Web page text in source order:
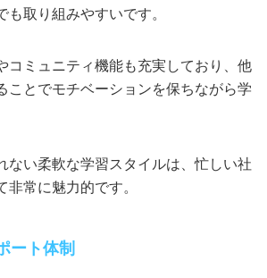
取り組みやすいです。
コミュニティ機能も充実しており、他
ことでモチベーションを保ちながら学
ない柔軟な学習スタイルは、忙しい社
常に魅力的です。
ート体制